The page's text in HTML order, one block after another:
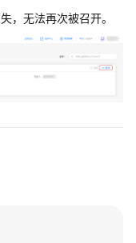
，无法再次被召开。